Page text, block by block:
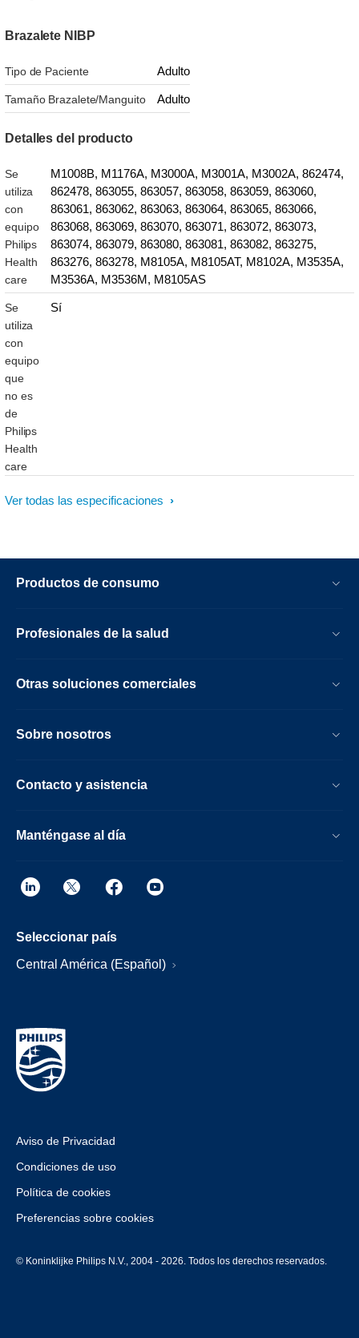
Brazalete NIBP
Tipo de Paciente Adulto
Tamaño Brazalete/Manguito Adulto
Detalles del producto
Se
utiliza
con
equipo
Philips
Health
care
M1008B, M1176A, M3000A, M3001A, M3002A, 862474,
862478, 863055, 863057, 863058, 863059, 863060,
863061, 863062, 863063, 863064, 863065, 863066,
863068, 863069, 863070, 863071, 863072, 863073,
863074, 863079, 863080, 863081, 863082, 863275,
863276, 863278, M8105A, M8105AT, M8102A, M3535A,
M3536A, M3536M, M8105AS
Se
utiliza
con
equipo
que
no es
de
Philips
Health
care
Sí
Ver todas las especificaciones
Productos de consumo
Profesionales de la salud
Otras soluciones comerciales
Sobre nosotros
Contacto y asistencia
Manténgase al día
Seleccionar país
Central América (Español)
Aviso de Privacidad
Condiciones de uso
Política de cookies
Preferencias sobre cookies
© Koninklijke Philips N.V., 2004 - 2026. Todos los derechos reservados.